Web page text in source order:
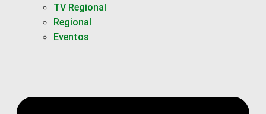
TV Regional
Regional
Eventos